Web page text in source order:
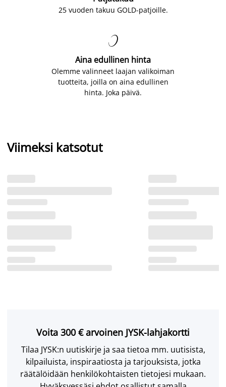
25 vuoden takuu GOLD-patjoille.

Aina edullinen hinta
Olemme valinneet laajan valikoiman
tuotteita, joilla on aina edullinen
hinta. Joka päivä.
Viimeksi katsotut
Voita 300 € arvoinen JYSK-lahjakortti
Tilaa JYSK:n uutiskirje ja saa tietoa mm. uutisista,
kilpailuista, inspiraatiosta ja tarjouksista, jotka
räätälöidään henkilökohtaisten tietojesi mukaan.